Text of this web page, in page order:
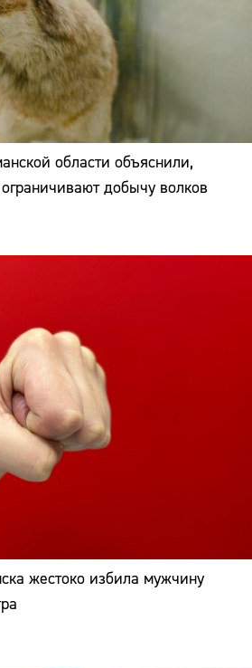
области объяснили,
добычу волков
жестоко избила мужчину